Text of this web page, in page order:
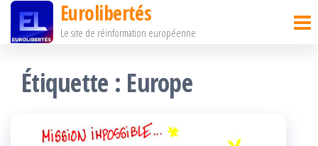
Passer
contenu
Eurolibertés
Le site de réinformation européenne
Étiquette : Europe